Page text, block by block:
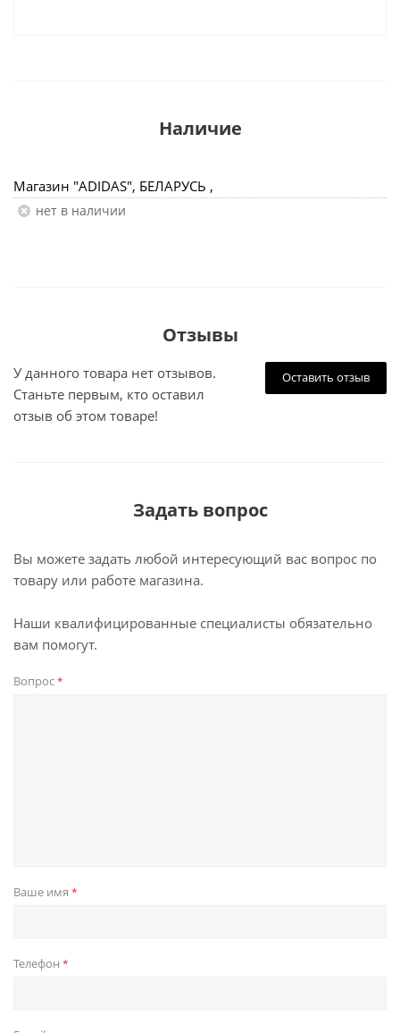
Наличие
Магазин "ADIDAS", БЕЛАРУСЬ ,
Нет в наличии
Отзывы
Оставить отзыв
У данного товара нет отзывов.
Станьте первым, кто оставил
отзыв об этом товаре!
Задать вопрос
Вы можете задать любой интересующий вас вопрос по
товару или работе магазина.
Наши квалифицированные специалисты обязательно
вам помогут.
Вопрос*
Ваше имя *
Телефон *